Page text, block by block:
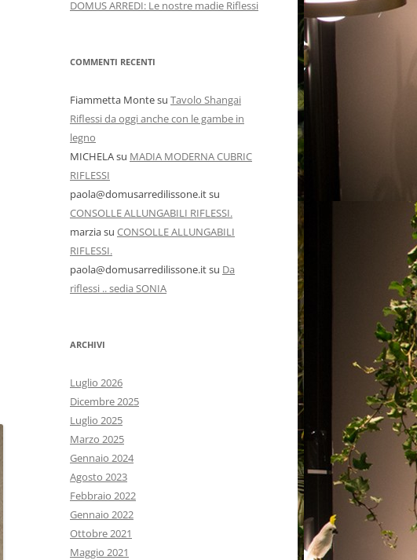
DOMUS ARREDI: Le nostre madie Riflessi
COMMENTI RECENTI
Fiammetta Montesu Tavolo Shangai
Riflessi da oggi anche con le gambe in
legno
MICHELAsu MADIA MODERNA CUBRIC
RIFLESSI
paola@domusarredilissone.itsu
CONSOLLE ALLUNGABILI RIFLESSI.
marziasu CONSOLLE ALLUNGABILI
RIFLESSI.
paola@domusarredilissone.itsu Da
riflessi .. sedia SONIA
ARCHIVI
Luglio 2026
Dicembre 2025
Luglio 2025
Marzo 2025
Gennaio 2024
Agosto 2023
Febbraio 2022
Gennaio 2022
Ottobre 2021
Maggio 2021